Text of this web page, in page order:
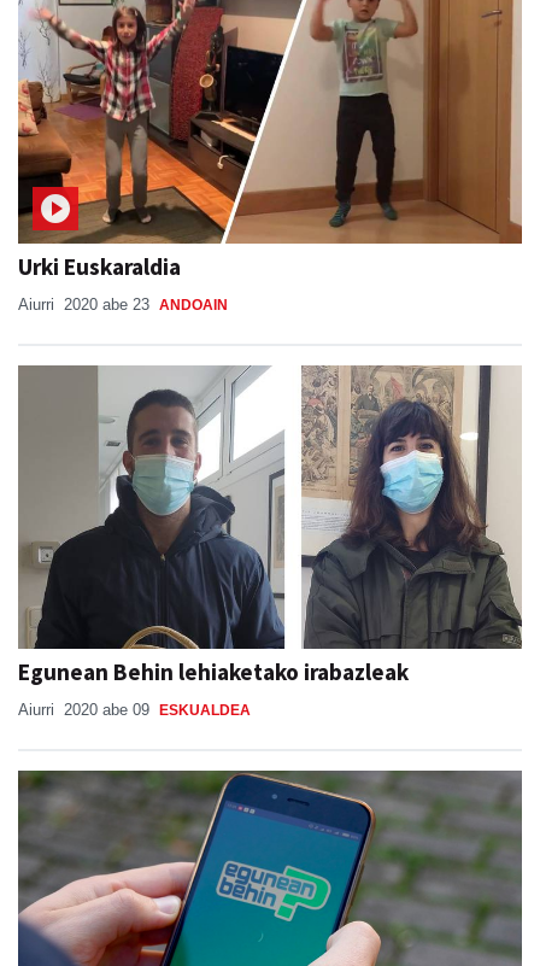
Urki Euskaraldia
Aiurri 2020 abe 23 ANDOAIN
Egunean Behin lehiaketako irabazleak
Aiurri 2020 abe 09 ESKUALDEA